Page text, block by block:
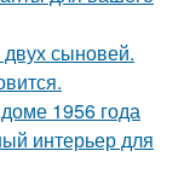
сыновей.
1956 года
интерьер для